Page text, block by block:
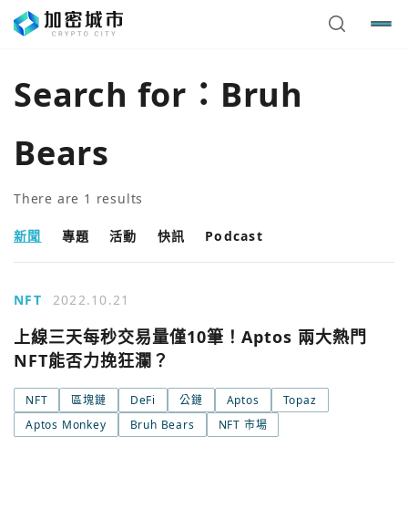
Search for： Bruh
Bears
There are 1 results
新聞 專題 活動 快訊 Podcast
NFT 2022.10.21
上線三天每秒交易量僅10筆！Aptos 兩大熱門
NFT能否力挽狂瀾？
NFT 區塊鏈 DeFi 公鏈 Aptos
Topaz
Aptos Monkey
Bruh Bears NFT 市場